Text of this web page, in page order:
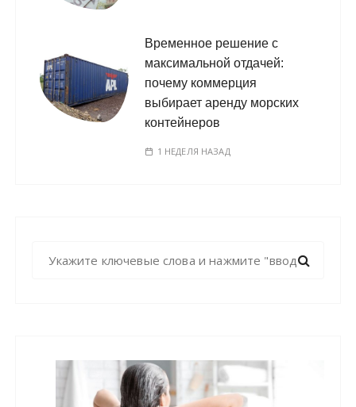
Временное решение с
максимальной отдачей:
почему коммерция
выбирает аренду морских
контейнеров
1 НЕДЕЛЯ НАЗАД